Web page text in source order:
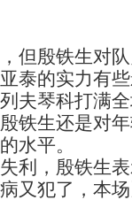
殷铁生对队
泰的实力有
夫琴科打满
生还是对年
水平。
，殷铁生
又犯了，本